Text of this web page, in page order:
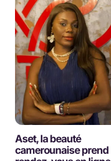
Aset, la beauté
camerounaise prend